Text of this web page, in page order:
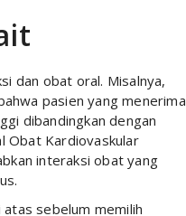
dan obat oral. Misalnya,
pasien yang menerima
dibandingkan dengan
Obat Kardiovaskular
interaksi obat yang
sebelum memilih